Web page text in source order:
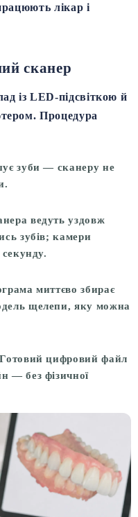
лікар і
сканер
із LED-підсвіткою й
Процедура
зуби — сканеру не
ведуть уздовж
зубів; камери
секунду.
миттєво збирає
щелепи, яку можна
Готовий цифровий файл
— без фізичної